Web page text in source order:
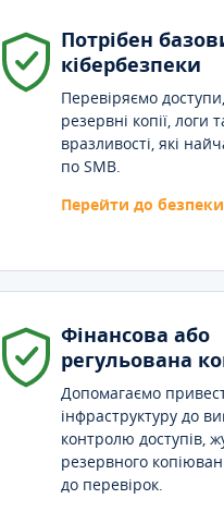
Потрібен
кібербезпеки
Перевіряємо
резервні копії, логи
вразливості, які
по SMB.
Перейти до безпеки
Фінансова або
регульована
Допомагаємо
інфраструктуру до
контролю доступів,
резервного
до перевірок.